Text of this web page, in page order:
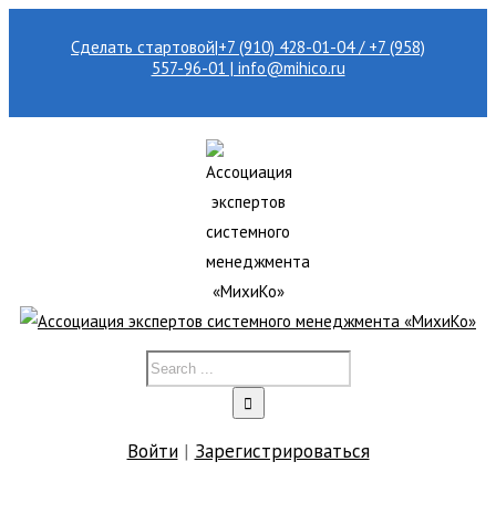
Сделать стартовой|+7 (910) 428-01-04 / +7 (958)
557-96-01 | info@mihico.ru
Войти| Зарегистрироваться